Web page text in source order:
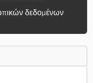
δεδομένων